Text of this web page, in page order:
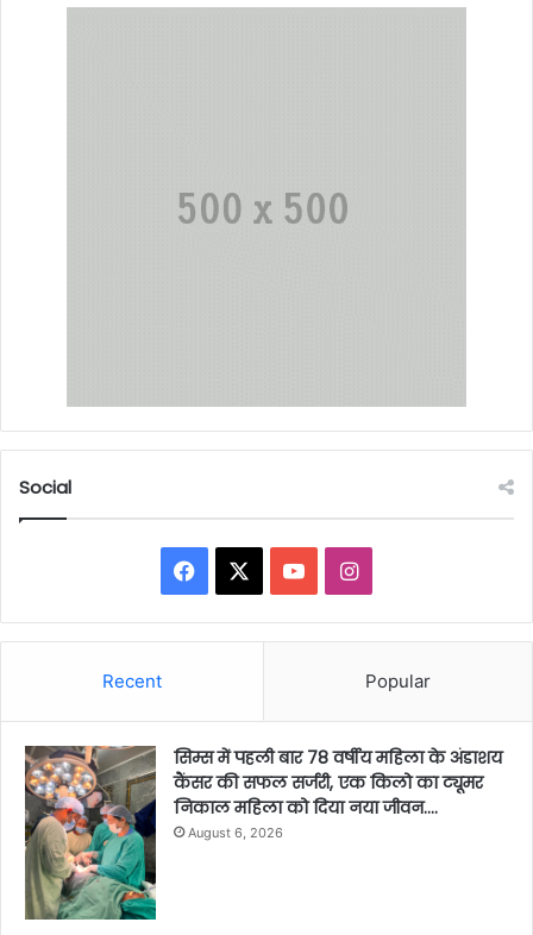
Social
Facebook YouTubeInstagram
Recent Popular
सिम्स में पहली बार 78 वर्षीय महिला के अंडाशय
कैंसर की सफल सर्जरी, एक किलो का ट्यूमर
निकाल महिला को दिया नया जीवन….
August 6, 2026